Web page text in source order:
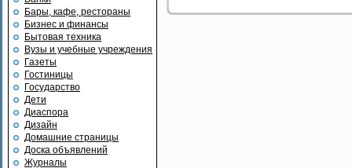
Бары, кафе, рестораны
Бизнес и финансы
Бытовая техника
Вузы и учебные учреждения
Газеты
Гостиницы
Государство
Дети
Диаспора
Дизайн
Домашние страницы
Доска объявлений
Журналы